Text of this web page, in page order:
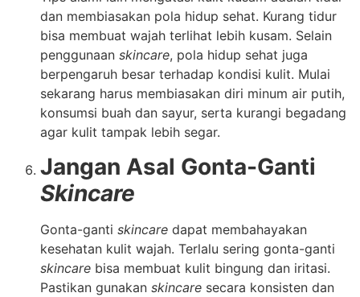
dan membiasakan pola hidup sehat. Kurang tidur
bisa membuat wajah terlihat lebih kusam. Selain
penggunaan skincare, pola hidup sehat juga
berpengaruh besar terhadap kondisi kulit. Mulai
sekarang harus membiasakan diri minum air putih,
konsumsi buah dan sayur, serta kurangi begadang
agar kulit tampak lebih segar.
Jangan Asal Gonta-Ganti
Skincare
Gonta-ganti skincare dapat membahayakan
kesehatan kulit wajah. Terlalu sering gonta-ganti
skincare bisa membuat kulit bingung dan iritasi.
Pastikan gunakan skincare secara konsisten dan